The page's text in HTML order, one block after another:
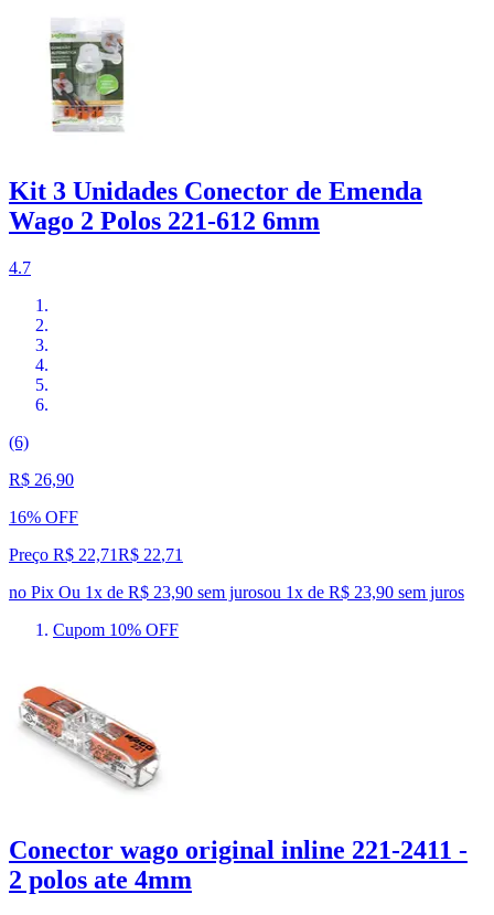
Kit 3 Unidades Conector de Emenda
Wago 2 Polos 221-612 6mm
4.7
(6)
R$ 26,90
16% OFF
Preço R$ 22,71R$ 22,71
no Pix Ou 1x de R$ 23,90 sem jurosou 1x de R$ 23,90 sem juros
Cupom 10% OFF
Conector wago original inline 221-2411 -
2 polos ate 4mm